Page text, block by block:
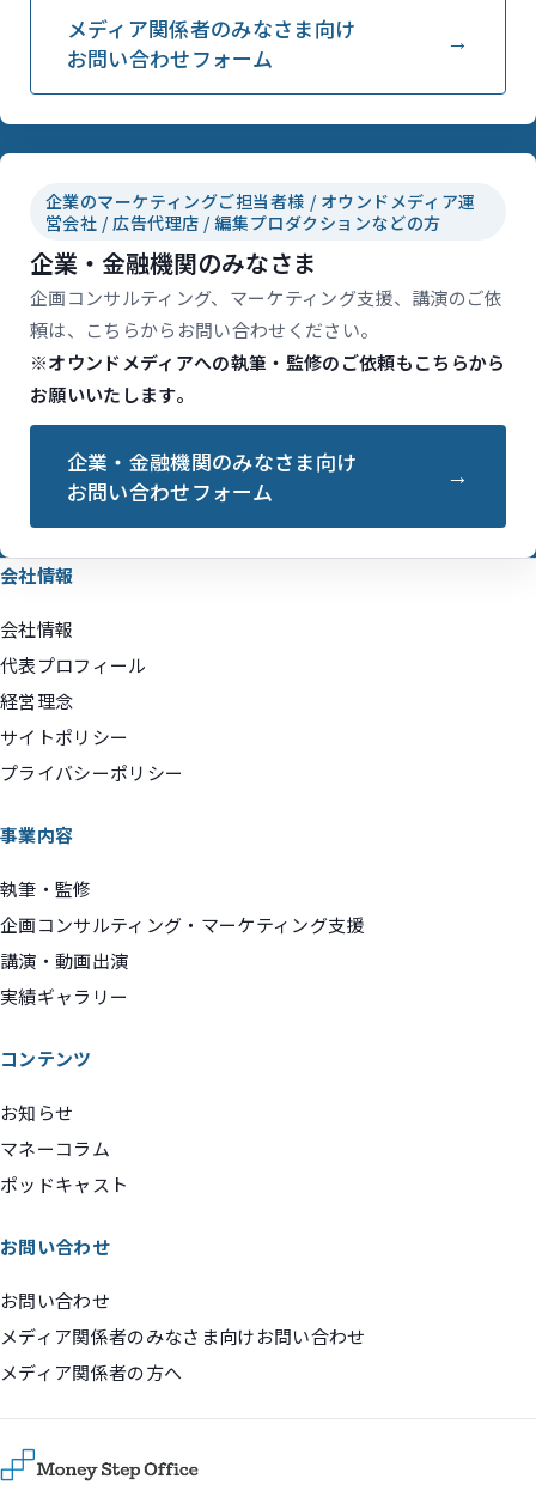
メディア関係者のみなさま向け
お問い合わせフォーム
企業のマーケティングご担当者様 / オウンドメディア運
営会社 / 広告代理店 / 編集プロダクションなどの方
企業・金融機関のみなさま
企画コンサルティング、マーケティング支援、講演のご依
頼は、こちらからお問い合わせください。
※オウンドメディアへの執筆・監修のご依頼もこちらから
お願いいたします。
企業・金融機関のみなさま向け
お問い合わせフォーム
会社情報
会社情報
代表プロフィール
経営理念
サイトポリシー
プライバシーポリシー
事業内容
執筆・監修
企画コンサルティング・マーケティング支援
講演・動画出演
実績ギャラリー
コンテンツ
お知らせ
マネーコラム
ポッドキャスト
お問い合わせ
お問い合わせ
メディア関係者のみなさま向けお問い合わせ
メディア関係者の方へ